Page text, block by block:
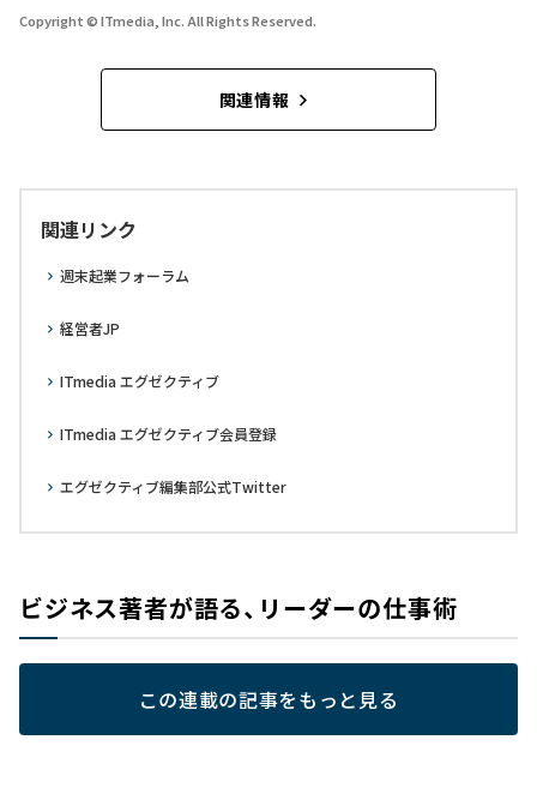
Copyright © ITmedia, Inc. All Rights Reserved.
関連情報
関連リンク
週末起業フォーラム
経営者JP
ITmedia エグゼクティブ
ITmedia エグゼクティブ会員登録
エグゼクティブ編集部公式Twitter
ビジネス著者が語る、リーダーの仕事術
この連載の記事をもっと見る